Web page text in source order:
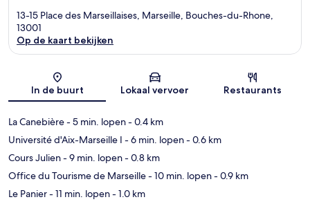
13-15 Place des Marseillaises, Marseille, Bouches-du-Rhone,
13001
Op de kaart bekijken
In de buurt Lokaal vervoer Restaurants
La Canebière- 5 min. lopen- 0.4 km
Université d'Aix-Marseille I - 6 min. lopen- 0.6 km
Cours Julien- 9 min. lopen- 0.8 km
Office du Tourisme de Marseille- 10 min. lopen- 0.9 km
Le Panier- 11 min. lopen- 1.0 km